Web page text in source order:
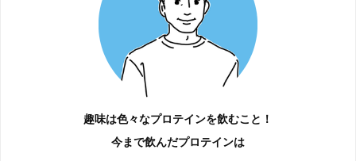
趣味は色々なプロテインを飲むこと！
今まで飲んだプロテインは